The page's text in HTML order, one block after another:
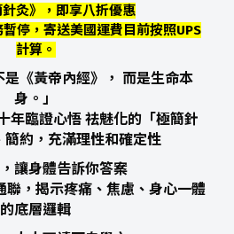
灸》，即享八折優惠
停，寄送美國運費目前按照UPS
計算。
是《黃帝內經》， 而是生命本
身。」
年臨證心悟 祛魅化的「極簡針
約，充滿理性和確定性
讓身體告訴你答案
聯，揭示疼痛、焦慮、身心一體
的底層邏輯